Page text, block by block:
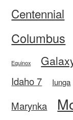
Centennial
Columbus
Equinox
Idaho 7 Iunga
Marynka